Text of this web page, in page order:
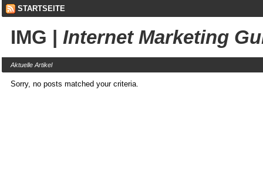
STARTSEITE
IMG | Internet Marketing
Aktuelle Artikel
Sorry, no posts matched your criteria.